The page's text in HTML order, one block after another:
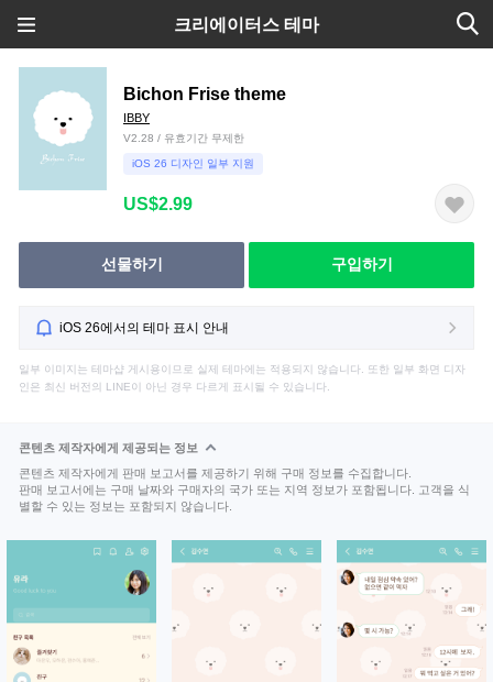
크리에이터스 테마
Bichon Frise theme
IBBY
V2.28 / 유효기간 무제한
iOS 26 디자인 일부 지원
US$2.99
선물하기 구입하기
iOS 26에서의 테마 표시 안내
일부 이미지는 테마샵 게시용이므로 실제 테마에는 적용되지 않습니다. 또한 일부 화면 디자
인은 최신 버전의 LINE이 아닌 경우 다르게 표시될 수 있습니다.
콘텐츠 제작자에게 제공되는 정보
콘텐츠 제작자에게 판매 보고서를 제공하기 위해 구매 정보를 수집합니다.
판매 보고서에는 구매 날짜와 구매자의 국가 또는 지역 정보가 포함됩니다. 고객을 식
별할 수 있는 정보는 포함되지 않습니다.